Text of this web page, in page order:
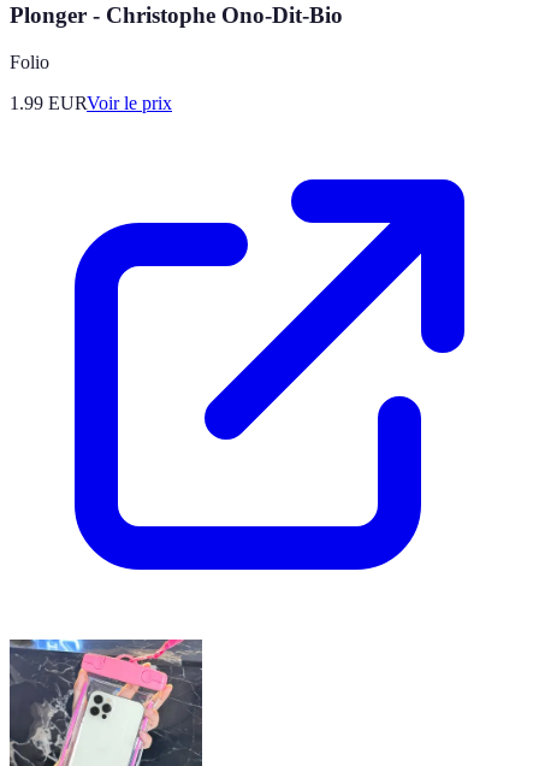
Plonger - Christophe Ono-Dit-Bio
Folio
1.99 EURVoir le prix